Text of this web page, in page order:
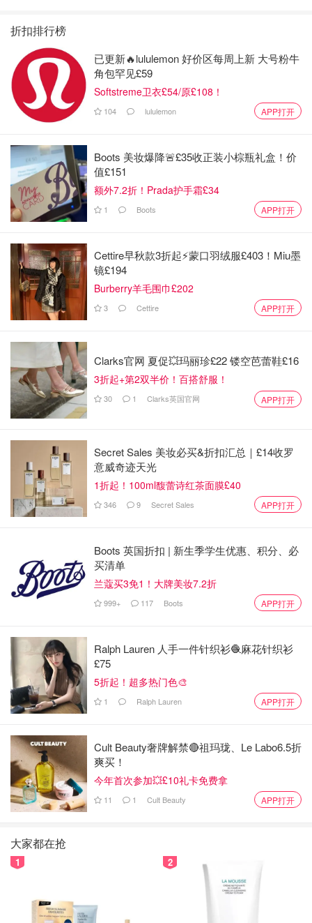
2. 口红 🌟
$36.00 $45.00
颜色很淡，但对我来说这就是淡妆的重点。💕
折扣排行榜
已更新🔥lululemon 好价区每周上新 大号粉牛
角包罕见£59
Softstreme卫衣£54/原£108！
104 lululemon APP打开
Boots 美妆爆降🚨£35收正装小棕瓶礼盒！价
值£151
额外7.2折！Prada护手霜£34
1 Boots APP打开
Cettire早秋款3折起⚡️蒙口羽绒服£403！Miu墨
镜£194
Burberry羊毛围巾£202
3 Cettire APP打开
Clarks官网 夏促💥玛丽珍£22 镂空芭蕾鞋£16
3折起+第2双半价！百搭舒服！
30 1 Clarks英国官网 APP打开
Secret Sales 美妆必买&折扣汇总｜£14收罗
意威奇迹天光
1折起！100ml馥蕾诗红茶面膜£40
346 9 Secret Sales APP打开
Boots 英国折扣 | 新生季学生优惠、积分、必
买清单
兰蔻买3免1！大牌美妆7.2折
999+ 117 Boots APP打开
Ralph Lauren 人手一件针织衫🧶麻花针织衫
£75
5折起！超多热门色🎨
1 Ralph Lauren APP打开
Cult Beauty奢牌解禁🔴祖玛珑、Le Labo6.5折
爽买！
今年首次参加💥£10礼卡免费拿
11 1 Cult Beauty APP打开
大家都在抢
1 2